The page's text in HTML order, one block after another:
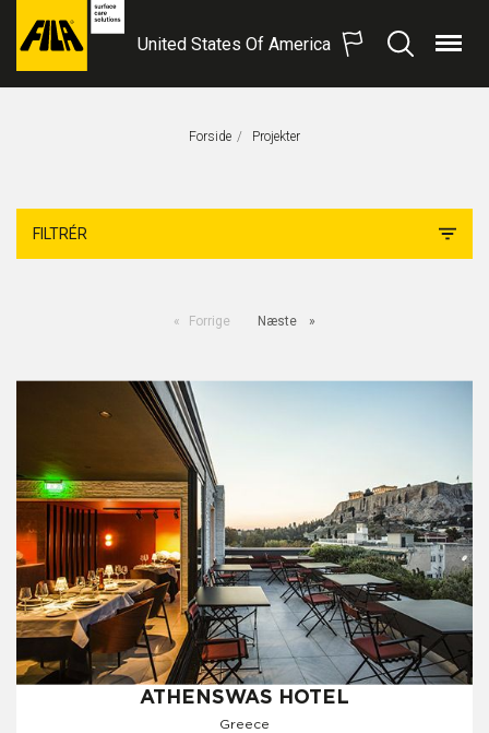
FILA
United States Of America
Søg Menu
Forside Aktuel Side:
Projekter
FILTRÉR
Forrige Næste
ATHENSWAS HOTEL
Greece